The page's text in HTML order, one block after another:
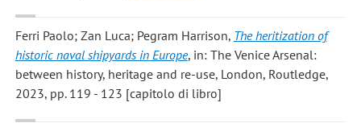
Ferri Paolo; Zan Luca; Pegram Harrison, The heritization of
historic naval shipyards in Europe, in: The Venice Arsenal:
between history, heritage and re-use, London, Routledge,
2023, pp. 119 - 123 [capitolo di libro]